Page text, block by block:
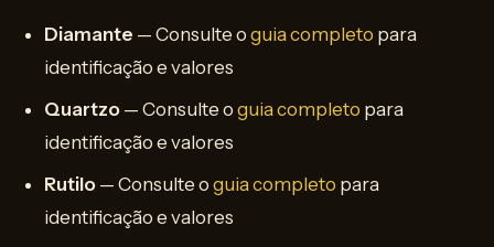
Diamante — Consulte o guia completo para
identificação e valores
Quartzo — Consulte o guia completo para
identificação e valores
Rutilo — Consulte o guia completo para
identificação e valores